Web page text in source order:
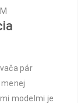
pár
modelmi je